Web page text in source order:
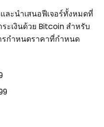
ละนำเสนอฟีเจอร์ทั้งหมดที่
ะเงินด้วย Bitcoin สำหรับ
กำหนดราคาที่กำหนด